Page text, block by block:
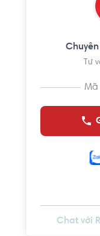
Tư
Chat với